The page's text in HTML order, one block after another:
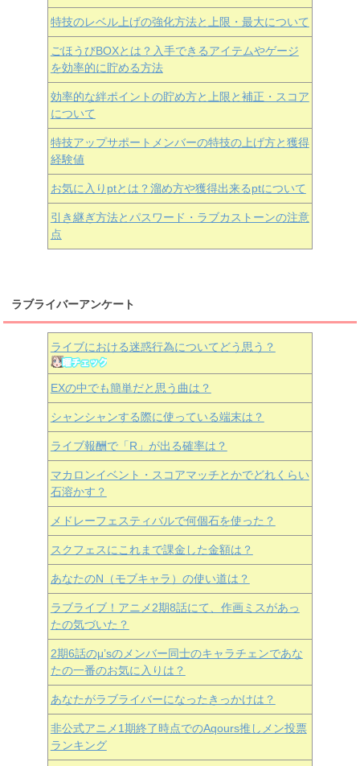
特技のレベル上げの強化方法と上限・最大について
ごほうびBOXとは？入手できるアイテムやゲージ
を効率的に貯める方法
効率的な絆ポイントの貯め方と上限と補正・スコア
について
特技アップサポートメンバーの特技の上げ方と獲得
経験値
お気に入りptとは？溜め方や獲得出来るptについて
引き継ぎ方法とパスワード・ラブカストーンの注意
点
ラブライバーアンケート
ライブにおける迷惑行為についてどう思う？
EXの中でも簡単だと思う曲は？
シャンシャンする際に使っている端末は？
ライブ報酬で「R」が出る確率は？
マカロンイベント・スコアマッチとかでどれくらい
石溶かす？
メドレーフェスティバルで何個石を使った？
スクフェスにこれまで課金した金額は？
あなたのN（モブキャラ）の使い道は？
ラブライブ！アニメ2期8話にて、作画ミスがあっ
たの気づいた？
2期6話のμ’sのメンバー同士のキャラチェンであな
たの一番のお気に入りは？
あなたがラブライバーになったきっかけは？
非公式アニメ1期終了時点でのAqours推しメン投票
ランキング